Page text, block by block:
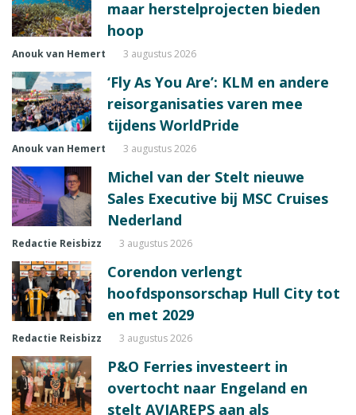
maar herstelprojecten bieden
hoop
Anouk van Hemert 3 augustus 2026
‘Fly As You Are’: KLM en andere
reisorganisaties varen mee
tijdens WorldPride
Anouk van Hemert 3 augustus 2026
Michel van der Stelt nieuwe
Sales Executive bij MSC Cruises
Nederland
Redactie Reisbizz 3 augustus 2026
Corendon verlengt
hoofdsponsorschap Hull City tot
en met 2029
Redactie Reisbizz 3 augustus 2026
P&O Ferries investeert in
overtocht naar Engeland en
stelt AVIAREPS aan als